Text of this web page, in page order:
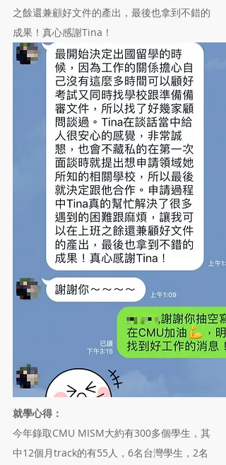
之餘還兼顧好文件的產出，最後也拿到不錯的
成果！真心感謝Tina！
就學心得：
今年錄取CMU MISM大約有300多個學生，其
中12個月track的有55人，6名台灣學生，2名